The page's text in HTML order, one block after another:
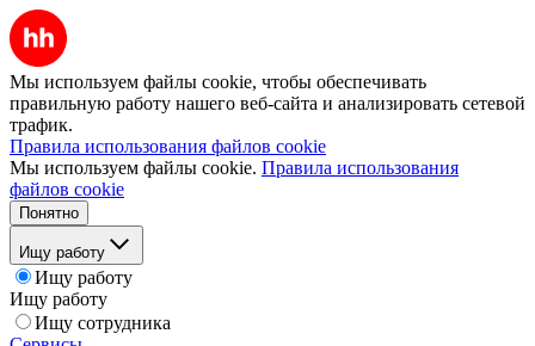
Мы используем файлы cookie, чтобы обеспечивать
правильную работу нашего веб-сайта и анализировать сетевой
трафик.
Правила использования файлов cookie
Мы используем файлы cookie. Правила использования
файлов cookie
Понятно
Ищу работу
Ищу работу
Ищу работу
Ищу сотрудника